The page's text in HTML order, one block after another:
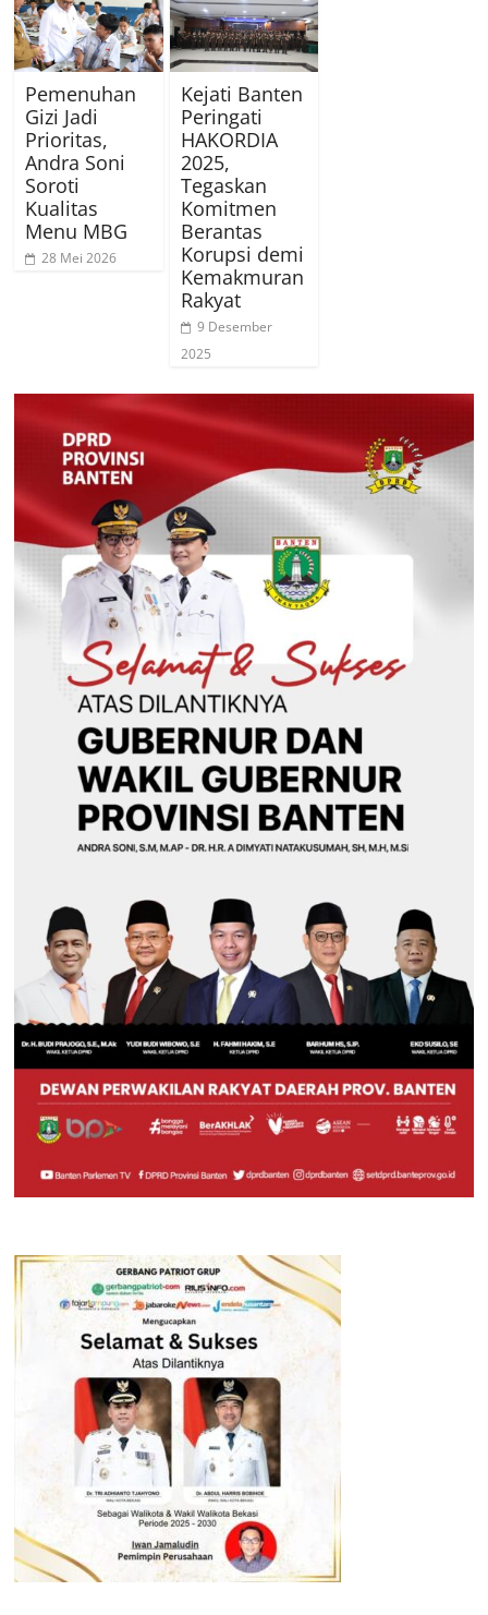
Pemenuhan
Gizi Jadi
Prioritas,
Andra Soni
Soroti
Kualitas
Menu MBG
28 Mei 2026
Kejati Banten
Peringati
HAKORDIA
2025,
Tegaskan
Komitmen
Berantas
Korupsi demi
Kemakmuran
Rakyat
9 Desember
2025